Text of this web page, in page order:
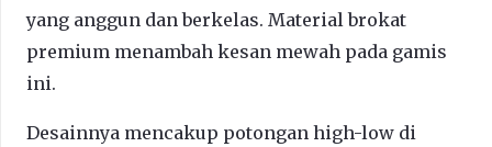
yang anggun dan berkelas. Material brokat
premium menambah kesan mewah pada gamis
ini.
Desainnya mencakup potongan high-low di